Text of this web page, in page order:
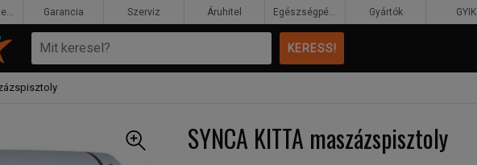
SYNCA KITTA maszázspisztoly
Szállítás, Rendelés, Fizetés Garancia Szerviz Áruhitel Egészségpénztár Gyártók GYIK